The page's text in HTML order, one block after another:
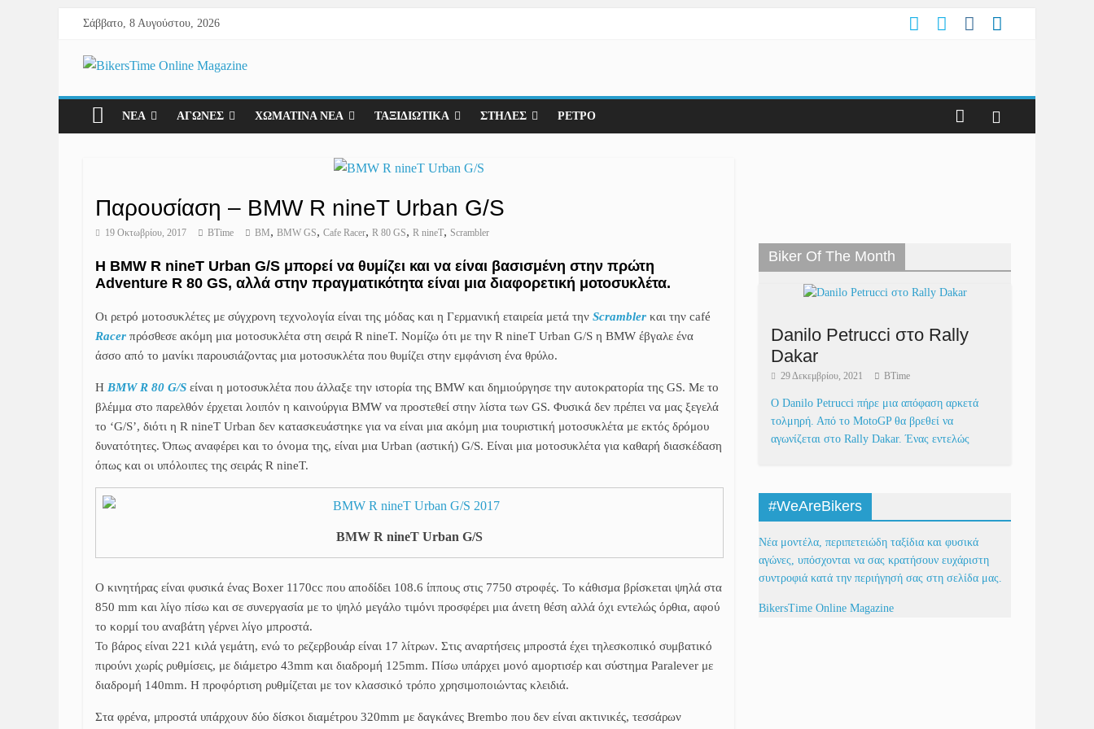
Σάββατο, 8 Αυγούστου, 2026
ΝΕΑ ΑΓΩΝΕΣ ΧΩΜΑΤΙΝΑ ΝΕΑ ΤΑΞΙΔΙΩΤΙΚΑ ΣΤΗΛΕΣ ΡΕΤΡΟ
Παρουσίαση – BMW R nineT Urban G/S
19 Οκτωβρίου, 2017 BTime BM, BMW GS, Cafe Racer, R 80 GS, R nineT, Scrambler
Η BMW R nineT Urban G/S μπορεί να θυμίζει και να είναι βασισμένη στην πρώτη
Adventure R 80 GS, αλλά στην πραγματικότητα είναι μια διαφορετική μοτοσυκλέτα.
Οι ρετρό μοτοσυκλέτες με σύγχρονη τεχνολογία είναι της μόδας και η Γερμανική εταιρεία μετά την Scrambler και την café
Racer πρόσθεσε ακόμη μια μοτοσυκλέτα στη σειρά R nineT. Νομίζω ότι με την R nineT Urban G/S η BMW έβγαλε ένα
άσσο από το μανίκι παρουσιάζοντας μια μοτοσυκλέτα που θυμίζει στην εμφάνιση ένα θρύλο.
Η BMW R 80 G/S είναι η μοτοσυκλέτα που άλλαξε την ιστορία της BMW και δημιούργησε την αυτοκρατορία της GS. Με το
βλέμμα στο παρελθόν έρχεται λοιπόν η καινούργια BMW να προστεθεί στην λίστα των GS. Φυσικά δεν πρέπει να μας ξεγελά
το ‘G/S’, διότι η R nineT Urban δεν κατασκευάστηκε για να είναι μια ακόμη μια τουριστική μοτοσυκλέτα με εκτός δρόμου
δυνατότητες. Όπως αναφέρει και το όνομα της, είναι μια Urban (αστική) G/S. Είναι μια μοτοσυκλέτα για καθαρή διασκέδαση
όπως και οι υπόλοιπες της σειράς R nineT.
BMW R nineT Urban G/S
Ο κινητήρας είναι φυσικά ένας Boxer 1170cc που αποδίδει 108.6 ίππους στις 7750 στροφές. Το κάθισμα βρίσκεται ψηλά στα
850 mm και λίγο πίσω και σε συνεργασία με το ψηλό μεγάλο τιμόνι προσφέρει μια άνετη θέση αλλά όχι εντελώς όρθια, αφού
το κορμί του αναβάτη γέρνει λίγο μπροστά.
Το βάρος είναι 221 κιλά γεμάτη, ενώ το ρεζερβουάρ είναι 17 λίτρων. Στις αναρτήσεις μπροστά έχει τηλεσκοπικό συμβατικό
πιρούνι χωρίς ρυθμίσεις, με διάμετρο 43mm και διαδρομή 125mm. Πίσω υπάρχει μονό αμορτισέρ και σύστημα Paralever με
διαδρομή 140mm. Η προφόρτιση ρυθμίζεται με τον κλασσικό τρόπο χρησιμοποιώντας κλειδιά.
Στα φρένα, μπροστά υπάρχουν δύο δίσκοι διαμέτρου 320mm με δαγκάνες Brembo που δεν είναι ακτινικές, τεσσάρων
Biker Of The Month
Danilo Petrucci στο Rally
Dakar
29 Δεκεμβρίου, 2021 BTime
Ο Danilo Petrucci πήρε μια απόφαση αρκετά
τολμηρή. Από το MotoGP θα βρεθεί να
αγωνίζεται στο Rally Dakar. Ένας εντελώς
#WeAreBikers
Νέα μοντέλα, περιπετειώδη ταξίδια και φυσικά
αγώνες, υπόσχονται να σας κρατήσουν ευχάριστη
συντροφιά κατά την περιήγησή σας στη σελίδα μας.
BikersTime Online Magazine